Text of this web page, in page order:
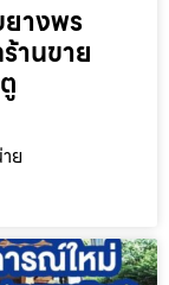
ยางพร
านขาย
ย